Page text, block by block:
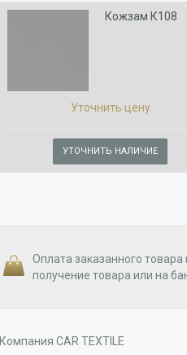
Кожзам К108
Уточнить цену
УТОЧНИТЬ НАЛИЧИЕ
Оплата заказанного товара
получение товара или на
Компания CAR TEXTILE